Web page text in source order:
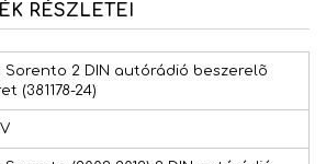
RÉSZLETEI
Sorento 2 DIN autórádió beszerelõ
(381178-24)